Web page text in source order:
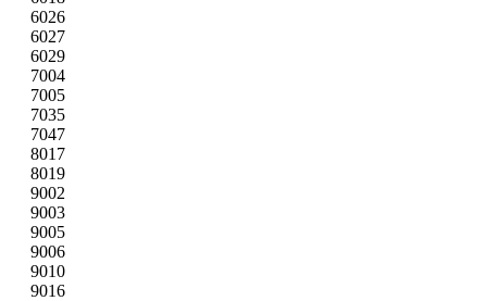
6026
6027
6029
7004
7005
7035
7047
8017
8019
9002
9003
9005
9006
9010
9016